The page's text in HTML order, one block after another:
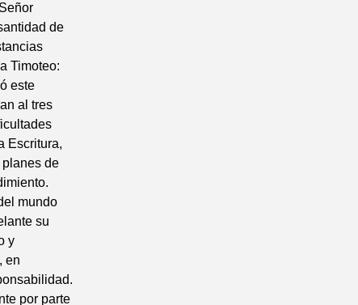
de
Timoteo:
este
al tres
Escritura,
de
mundo
su
y
en
por parte